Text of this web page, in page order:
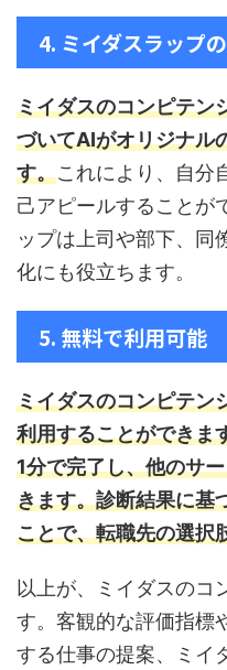
4. ミイダスラップ
ミイダスのコンピテン
づいてAIがオリジナル
す。これにより、自分
己アピールすることが
ップは上司や部下、同
化にも役立ちます。
5. 無料で利用可能
ミイダスのコンピテン
利用することができま
1分で完了し、他のサ
きます。診断結果に基
ことで、転職先の選択
以上が、ミイダスのコ
す。客観的な評価指標
する仕事の提案、ミイ